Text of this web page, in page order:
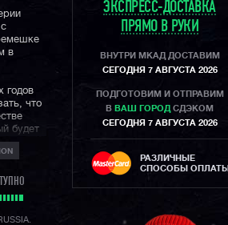
с
в
годов
что
будет
ЭКСПРЕСС-ДОСТАВКА
ПРЯМО В РУКИ
ВНУТРИ МКАД ДОСТАВИМ
СЕГОДНЯ 7 АВГУСТА 2026
ПОДГОТОВИМ И ОТПРАВИМ
В ВАШ ГОРОД СДЭКОМ
СЕГОДНЯ 7 АВГУСТА 2026
РАЗЛИЧНЫЕ
СПОСОБЫ ОПЛАТЫ